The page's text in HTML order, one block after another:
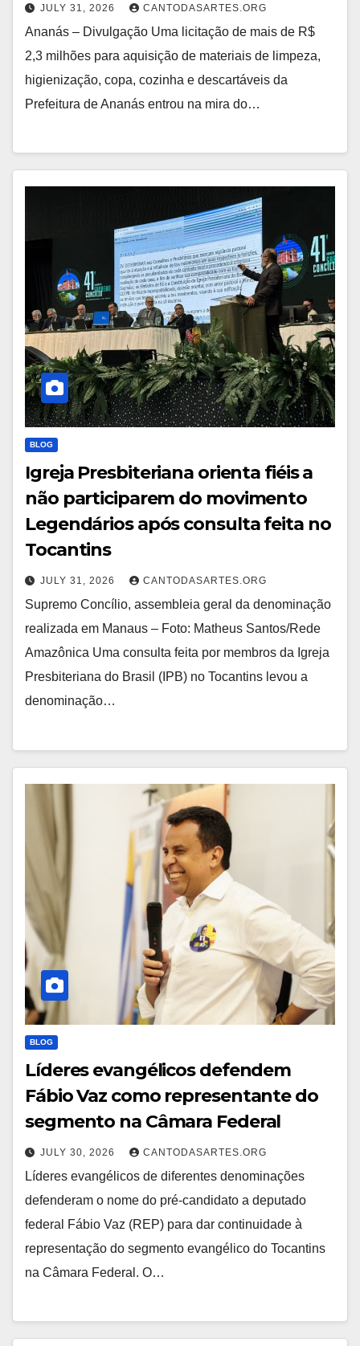
JULY 31, 2026 CANTODASARTES.ORG
Ananás – Divulgação Uma licitação de mais de R$
2,3 milhões para aquisição de materiais de limpeza,
higienização, copa, cozinha e descartáveis da
Prefeitura de Ananás entrou na mira do…
BLOG
Igreja Presbiteriana orienta fiéis a
não participarem do movimento
Legendários após consulta feita no
Tocantins
JULY 31, 2026 CANTODASARTES.ORG
Supremo Concílio, assembleia geral da denominação
realizada em Manaus – Foto: Matheus Santos/Rede
Amazônica Uma consulta feita por membros da Igreja
Presbiteriana do Brasil (IPB) no Tocantins levou a
denominação…
BLOG
Líderes evangélicos defendem
Fábio Vaz como representante do
segmento na Câmara Federal
JULY 30, 2026 CANTODASARTES.ORG
Líderes evangélicos de diferentes denominações
defenderam o nome do pré-candidato a deputado
federal Fábio Vaz (REP) para dar continuidade à
representação do segmento evangélico do Tocantins
na Câmara Federal. O…